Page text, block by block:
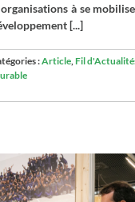
à se
[...]
:Article Fil